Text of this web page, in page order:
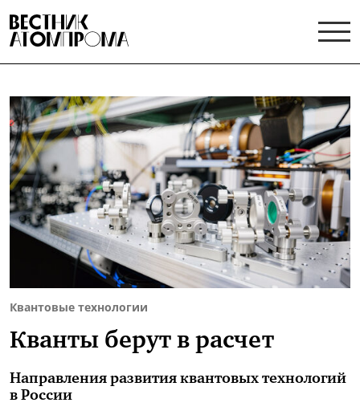
Квантовые технологии
Кванты берут в расчет
Направления развития квантовых технологий
в России